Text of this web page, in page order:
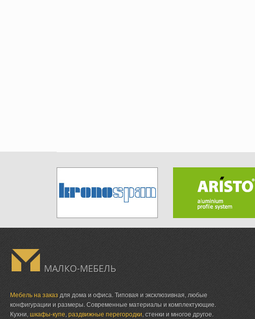
МАЛКО-МЕБЕЛЬ
Мебель на заказ для дома и офиса. Типовая и эксклюзивная, любые
конфигурации и размеры. Современные материалы и комплектующие.
Кухни,шкафы-купе,раздвижные перегородки, стенки и многое другое.